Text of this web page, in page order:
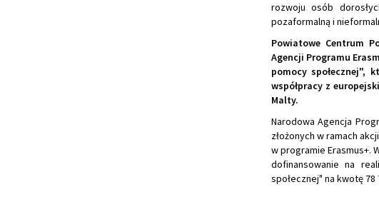
rozwoju osób
pozaformalną i
Powiatowe Centrum
Agencji Programu
pomocy społecznej",
współpracy z
Malty.
Narodowa Agencja
złożonych w ramach
w programie Erasmus+.
dofinansowanie na
społecznej" na kwotę 78